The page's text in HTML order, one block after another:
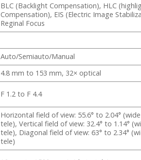
BLC (Backlight Compensation), HLC
Compensation), EIS (Electric Image
Reginal Focus
Auto/Semiauto/Manual
4.8 mm to 153 mm, 32× optical
F 1.2 to F 4.4
Horizontal field of view: 55.6° to 2.04°
tele), Vertical field of view: 32.4° to 1.14°
tele), Diagonal field of view: 63° to 2.34°
tele)